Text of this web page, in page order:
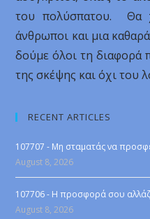
του πολύσπατου. Θα
άνθρωποι και μια
δούμε όλοι τη διαφορά
της σκέψης και όχι του
RECENT ARTICLES
107707 - Μη σταματάς να
August 8, 2026
107706 - Η προσφορά σου
August 8, 2026